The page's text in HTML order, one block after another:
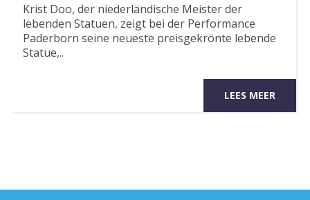
Krist Doo, der niederländische Meister der
lebenden Statuen, zeigt bei der Performance
Paderborn seine neueste preisgekrönte lebende
Statue,..
LEES MEER